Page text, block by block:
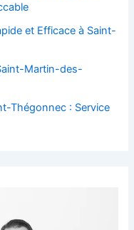
et Efficace à Saint-
Martin-des-
Thégonnec : Service